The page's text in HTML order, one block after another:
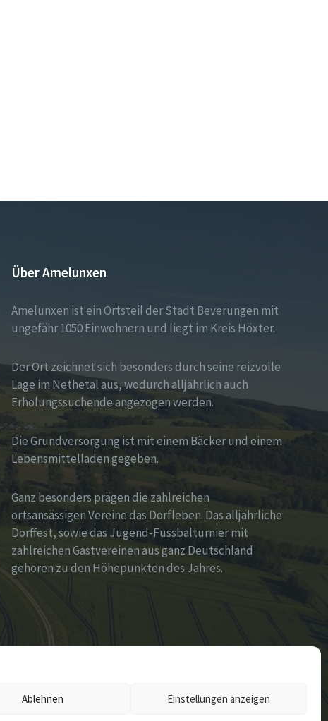
Ablehnen Einstellungen anzeigen
Über Amelunxen
Amelunxen ist ein Ortsteil der Stadt Beverungen mit
ungefähr 1050 Einwohnern und liegt im Kreis Höxter.
Der Ort zeichnet sich besonders durch seine reizvolle
Lage im Nethetal aus, wodurch alljährlich auch
Erholungssuchende angezogen werden.
Die Grundversorgung ist mit einem Bäcker und einem
Lebensmittelladen gegeben.
Ganz besonders prägen die zahlreichen
ortsansässigen Vereine das Dorfleben. Das alljährliche
Dorffest, sowie das Jugend-Fussbalturnier mit
zahlreichen Gastvereinen aus ganz Deutschland
gehören zu den Höhepunkten des Jahres.